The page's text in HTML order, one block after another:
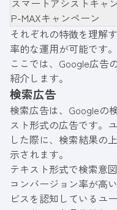
スマートアシストキャ
P-MAXキャンペーン
それぞれの特徴を理解
率的な運用が可能です。
ここでは、Google広告
紹介します。
検索広告
検索広告は、Googleの
スト形式の広告です。
した際に、検索結果の
示されます。
テキスト形式で検索意
コンバージョン率が高
ビスを認知しているユ